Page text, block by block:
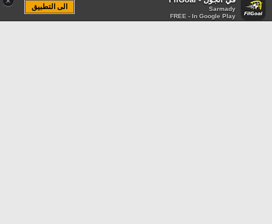
Sarmady
FREE - In Google Play
الى التطبيق